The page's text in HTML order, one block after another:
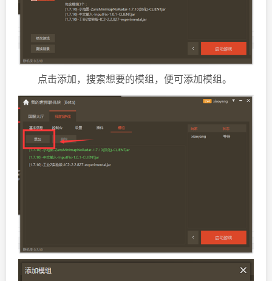
点击添加，搜索想要的模组，便可添加模组。